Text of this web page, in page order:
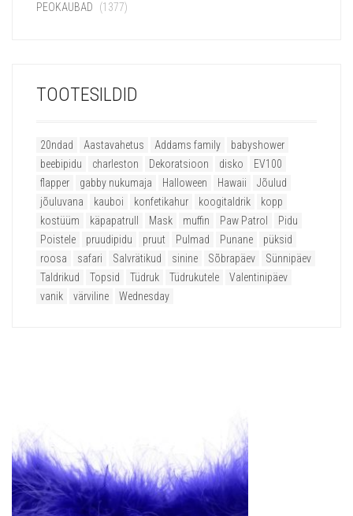
PEOKAUBAD (1377)
TOOTESILDID
20ndad Aastavahetus Addams family
babyshower
beebipidu
charleston Dekoratsioon disko
EV100
flapper
gabby nukumaja Halloween Hawaii
Jõulud
jõuluvana
kauboi konfetikahur koogitaldrik
kopp
kostüüm
käpapatrull Mask muffin Paw Patrol
Pidu
Poistele
pruudipidu pruut Pulmad Punane
püksid
roosa
safari Salvrätikud sinine Sõbrapäev
Sünnipäev
Taldrikud
Topsid Tüdruk Tüdrukutele
Valentinipäev
vanik
värviline Wednesday